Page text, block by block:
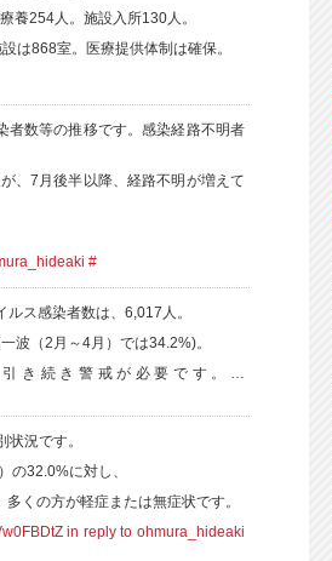
養254人。施設入所130人。
は868室。医療提供体制は確保。
者数等の推移です。感染経路不明者
、7月後半以降、経路不明が増えて
#
ス感染者数は、6,017人。
波（2月～4月）では34.2%)。
引き続き警戒が必要です。…
況です。
の32.0%に対し、
くの方が軽症または無症状です。
in reply to ohmura_hideaki